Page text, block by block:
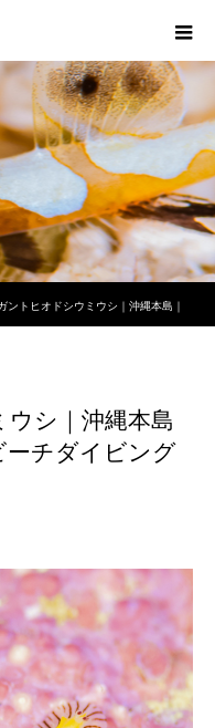
ントヒオドシウミウシ｜沖縄本島｜
シ｜沖縄本島
ーチダイビング